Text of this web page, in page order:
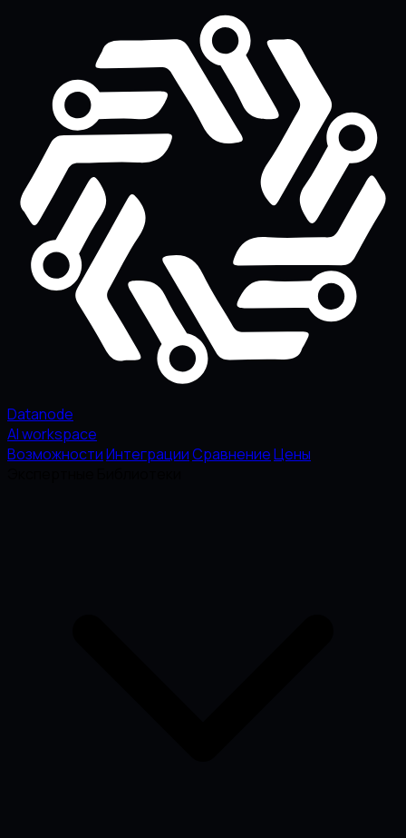
Datanode
AI workspace
ВозможностиИнтеграцииСравнениеЦены